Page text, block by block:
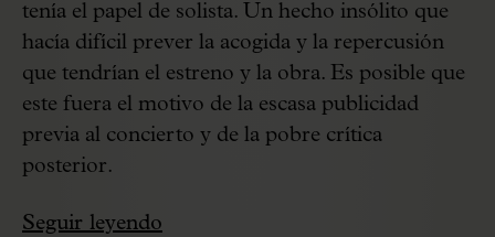
tenía el papel de solista. Un hecho insólito que
hacía difícil prever la acogida y la repercusión
que tendrían el estreno y la obra. Es posible que
este fuera el motivo de la escasa publicidad
previa al concierto y de la pobre crítica
posterior.
Seguir leyendo